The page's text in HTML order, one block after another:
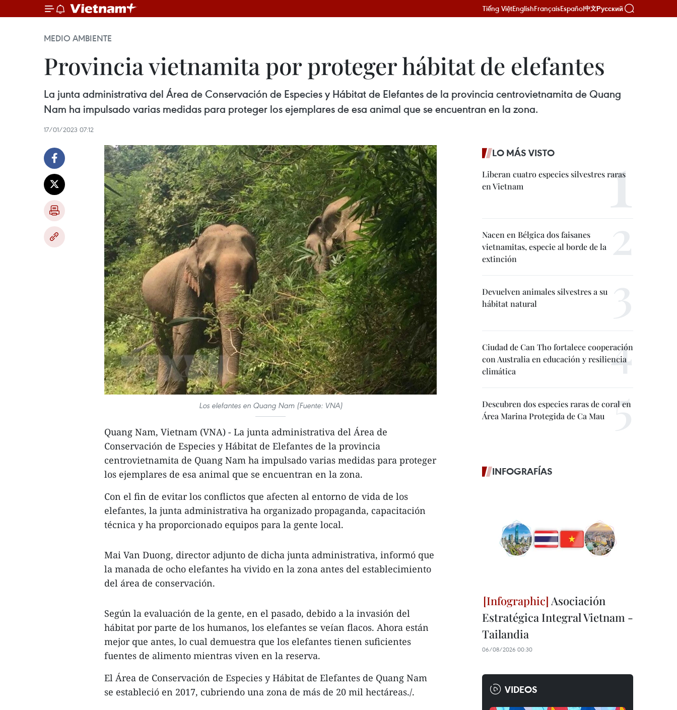
Tiếng ViệtEnglishFrançaisEspañol中文Русский
MEDIO AMBIENTE
Provincia vietnamita por proteger hábitat de elefantes
La junta administrativa del Área de Conservación de Especies y Hábitat de Elefantes de la provincia centrovietnamita de Quang
Nam ha impulsado varias medidas para proteger los ejemplares de esa animal que se encuentran en la zona.
17/01/2023 07:12
Los elefantes en Quang Nam (Fuente: VNA)
Quang Nam, Vietnam (VNA) - La junta administrativa del Área de
Conservación de Especies y Hábitat de Elefantes de la provincia
centrovietnamita de Quang Nam ha impulsado varias medidas para proteger
los ejemplares de esa animal que se encuentran en la zona.
Con el fin de evitar los conflictos que afecten al entorno de vida de los
elefantes, la junta administrativa ha organizado propaganda, capacitación
técnica y ha proporcionado equipos para la gente local.
Mai Van Duong, director adjunto de dicha junta administrativa, informó que
la manada de ocho elefantes ha vivido en la zona antes del establecimiento
del área de conservación.
Según la evaluación de la gente, en el pasado, debido a la invasión del
hábitat por parte de los humanos, los elefantes se veían flacos. Ahora están
mejor que antes, lo cual demuestra que los elefantes tienen suficientes
fuentes de alimento mientras viven en la reserva.
El Área de Conservación de Especies y Hábitat de Elefantes de Quang Nam
se estableció en 2017, cubriendo una zona de más de 20 mil hectáreas./.
LO MÁS VISTO
Liberan cuatro especies silvestres raras
en Vietnam
Nacen en Bélgica dos faisanes
vietnamitas, especie al borde de la
extinción
Devuelven animales silvestres a su
hábitat natural
Ciudad de Can Tho fortalece cooperación
con Australia en educación y resiliencia
climática
Descubren dos especies raras de coral en
Área Marina Protegida de Ca Mau
INFOGRAFÍAS
Asociación
Estratégica Integral Vietnam -
Tailandia
06/08/2026 00:30
VIDEOS